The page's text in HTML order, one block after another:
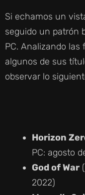
Si echamos un
seguido un patrón
PC. Analizando
algunos de sus
observar lo
Horizon
PC: agosto
God of War
2022)